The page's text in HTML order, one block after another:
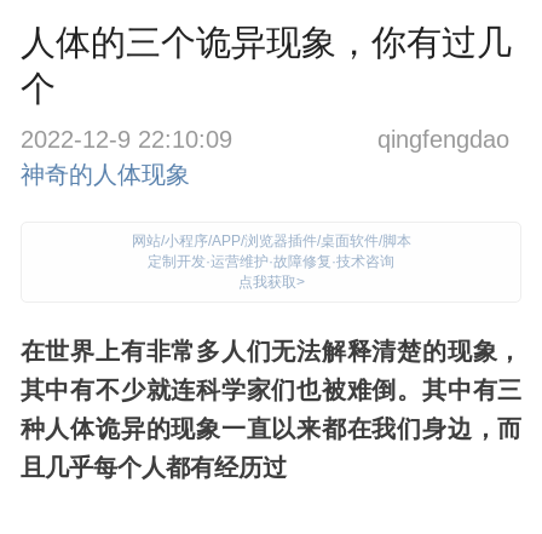
人体的三个诡异现象，你有过几
个
2022-12-9 22:10:09
qingfengdao
神奇的人体现象
网站/小程序/APP/浏览器插件/桌面软件/脚本
定制开发·运营维护·故障修复·技术咨询
点我获取>
在世界上有非常多人们无法解释清楚的现象，
其中有不少就连科学家们也被难倒。其中有三
种人体诡异的现象一直以来都在我们身边，而
且几乎每个人都有经历过